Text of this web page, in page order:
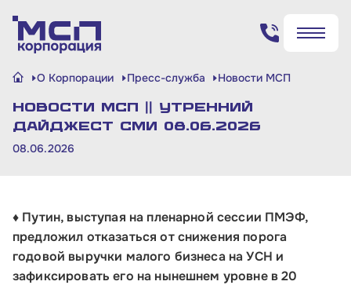
Найти
Поиск по сайту
✖
Найти
О Корпорации Пресс-служба Новости МСП
НОВОСТИ МСП || Утренний
дайджест СМИ 08.06.2026
08.06.2026
♦ Путин, выступая на пленарной сессии ПМЭФ,
предложил отказаться от снижения порога
годовой выручки малого бизнеса на УСН и
зафиксировать его на нынешнем уровне в 20